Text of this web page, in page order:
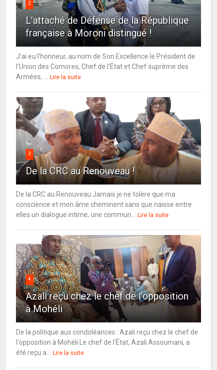
2
L'attaché de Défense de la République
française à Moroni distingué !
J'ai eu l'honneur, au nom de Son Excellence le Président de
l'Union des Comores, Chef de l'État et Chef suprême des
Armées, ... Lire la suite
3
De la CRC au Renouveau !
De la CRC au Renouveau Jamais je ne tolère que ma
conscience et mon âme cheminent sans que naisse entre
elles un dialogue intime, une commun... Lire la suite
4
Azali reçu chez le chef de l'opposition
à Mohéli
De la politique aux condoléances : Azali reçu chez le chef de
l'opposition à Mohéli Le chef de l'État, Azali Assoumani, a
été reçu a... Lire la suite